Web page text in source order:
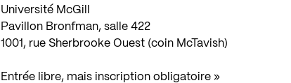
Université McGill
Pavillon Bronfman, salle 422
1001, rue Sherbrooke Ouest (coin McTavish)
Entrée libre, mais inscription obligatoire »